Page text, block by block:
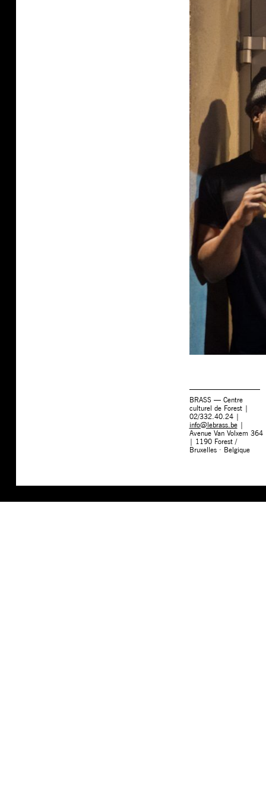
BRASS — Centre
culturel de Forest |
02/332.40.24 |
info@lebrass.be|
Avenue Van Volxem 364
| 1190 Forest /
Bruxelles · Belgique